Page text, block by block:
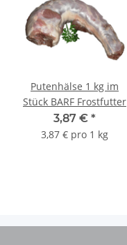
Putenhälse 1 kg im
Stück BARF Frostfutter
3,87 € *
3,87 € pro 1 kg